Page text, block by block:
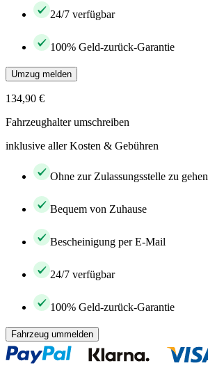
24/7 verfügbar
100% Geld-zurück-Garantie
Umzug melden
134,90 €
Fahrzeughalter umschreiben
inklusive aller Kosten & Gebühren
Ohne zur Zulassungsstelle zu gehen
Bequem von Zuhause
Bescheinigung per E-Mail
24/7 verfügbar
100% Geld-zurück-Garantie
Fahrzeug ummelden